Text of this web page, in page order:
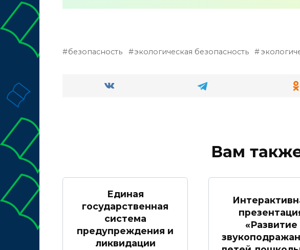
безопасность экологическая безопасность
Вам
Единая
государственная
система
предупреждения и
ликвидации
«Развитие